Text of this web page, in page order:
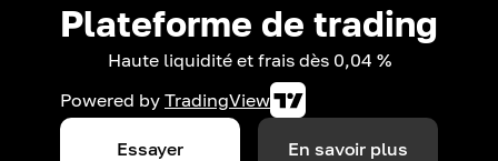
Plateforme de trading
Haute liquidité et frais dès 0,04 %
Powered by TradingView
Essayer En savoir plus